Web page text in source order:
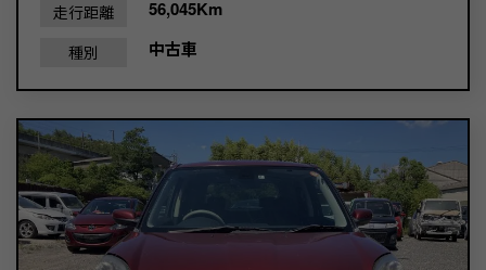
走行距離 56,045Km
種別 中古車